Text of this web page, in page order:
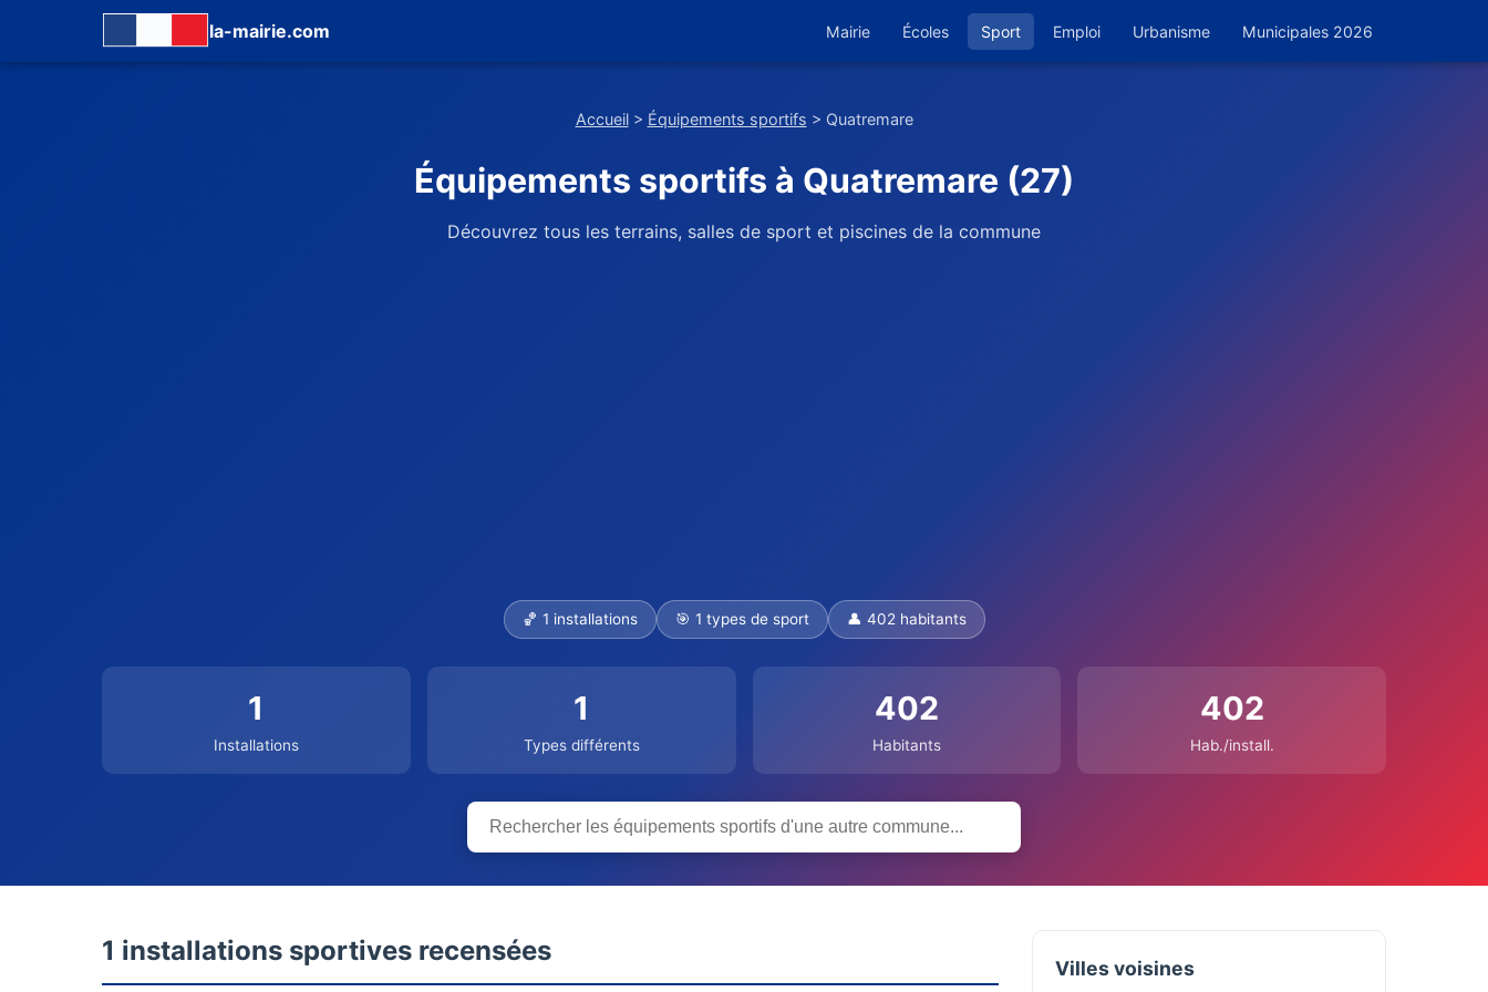
la-mairie.com Mairie Écoles Sport Emploi Urbanisme Municipales 2026
Accueil> Équipements sportifs > Quatremare
Équipements sportifs à Quatremare (27)
Découvrez tous les terrains, salles de sport et piscines de la commune
🏀 1 installations 🎯 1 types de sport 👤 402 habitants
1
Installations
1
Types différents
402
Habitants
402
Hab./install.
1 installations sportives recensées
Villes voisines